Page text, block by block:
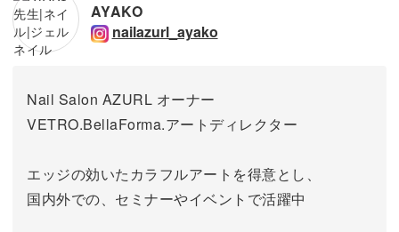
AYAKO
nailazurl_ayako
Nail Salon AZURL オーナー
VETRO.BellaForma.アートディレクター
エッジの効いたカラフルアートを得意とし、
国内外での、セミナーやイベントで活躍中